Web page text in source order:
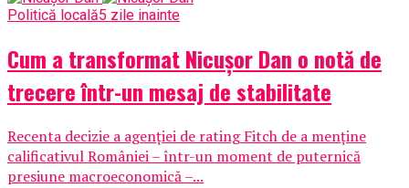
Politică locală5 zile inainte
Cum a transformat Nicușor Dan o notă de
trecere într-un mesaj de stabilitate
Recenta decizie a agenției de rating Fitch de a menține
calificativul României – într-un moment de puternică
presiune macroeconomică –...